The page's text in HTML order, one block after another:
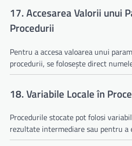
17. Accesarea Valorii unui
Procedurii
Pentru a accesa valoarea unui
procedurii, se folosește direct
18. Variabile Locale în
Procedurile stocate pot folosi
rezultate intermediare sau pentru a